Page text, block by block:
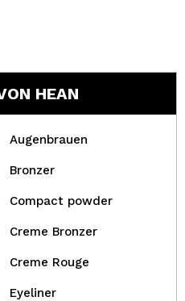
HEAN
Augenbrauen
Bronzer
Compact powder
Creme Bronzer
Creme Rouge
Eyeliner